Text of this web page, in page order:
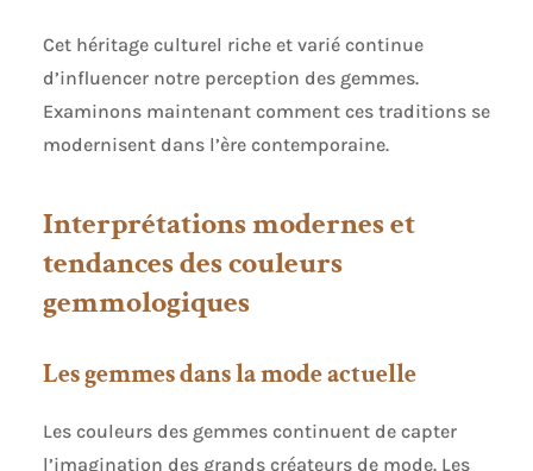
Cet héritage culturel riche et varié continue
d’influencer notre perception des gemmes.
Examinons maintenant comment ces traditions se
modernisent dans l’ère contemporaine.
Interprétations modernes et
tendances des couleurs
gemmologiques
Les gemmes dans la mode actuelle
Les couleurs des gemmes continuent de capter
l’imagination des grands créateurs de mode. Les